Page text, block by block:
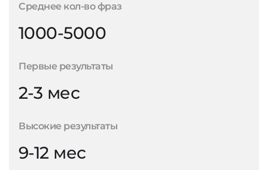
Среднее кол-во фраз
1000-5000
Первые результаты
2-3 мес
Высокие результаты
9-12 мес